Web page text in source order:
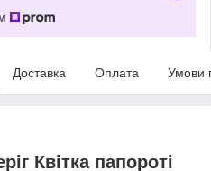
Доставка Оплата Умови
Квітка папороті